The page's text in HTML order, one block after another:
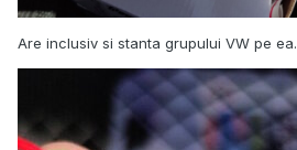
Are inclusiv si stanta grupului VW pe ea.